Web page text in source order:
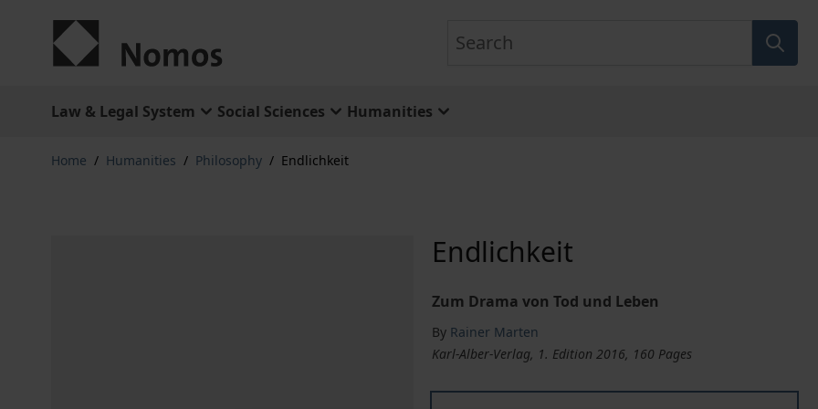
Law & Legal System Social Sciences Humanities
Home / Humanities / Philosophy / Endlichkeit
Endlichkeit
Zum Drama von Tod und Leben
By Rainer Marten
Karl-Alber-Verlag, 1. Edition 2016, 160 Pages